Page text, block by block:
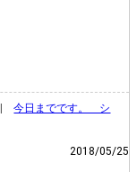
今日までです。 シ
2018/05/25